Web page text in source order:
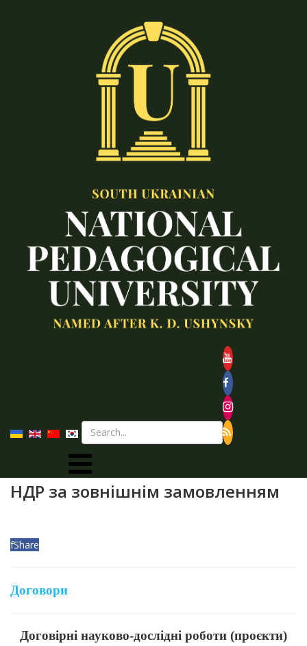
НДР за зовнішнім замовленням
fShare
Договори
Договірні науково-дослідні роботи (проєкти)